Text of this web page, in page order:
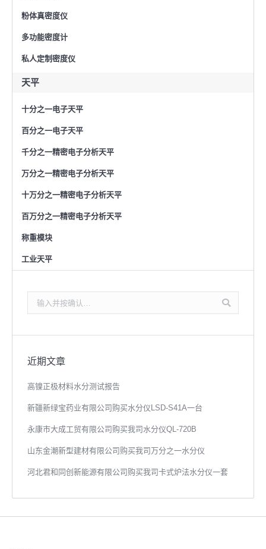
粉体真密度仪
多功能密度计
私人定制密度仪
天平
十分之一电子天平
百分之一电子天平
千分之一精密电子分析天平
万分之一精密电子分析天平
十万分之一精密电子分析天平
百万分之一精密电子分析天平
称重模块
工业天平
索：
近期文章
高镍正极材料水分测试报告
新疆新绿宝药业有限公司购买水分仪LSD-S41A一台
永康市大成工贸有限公司购买我司水分仪QL-720B
山东金潮新型建材有限公司购买我司万分之一水分仪
河北君和同创新能源有限公司购买我司卡式炉法水分仪一套